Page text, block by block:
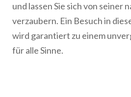
und lassen Sie sich von seiner
verzaubern. Ein Besuch in
wird garantiert zu einem
für alle Sinne.